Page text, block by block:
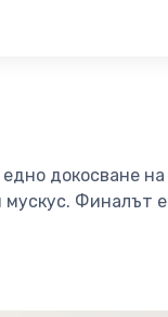
докосване на
мускус. Финалът е